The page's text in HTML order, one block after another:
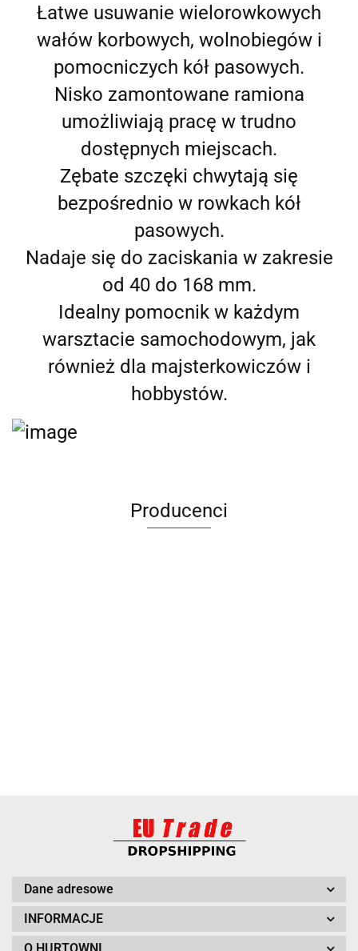
Łatwe usuwanie wielorowkowych
wałów korbowych, wolnobiegów i
pomocniczych kół pasowych.
Nisko zamontowane ramiona
umożliwiają pracę w trudno
dostępnych miejscach.
Zębate szczęki chwytają się
bezpośrednio w rowkach kół
pasowych.
Nadaje się do zaciskania w zakresie
od 40 do 168 mm.
Idealny pomocnik w każdym
warsztacie samochodowym, jak
również dla majsterkowiczów i
hobbystów.
Producenci
Dane adresowe
INFORMACJE